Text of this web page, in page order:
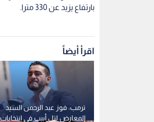
بارتفاع يزيد عن 330 مترا.
اقرأ أيضاً
ترمب: فوز عبد الرحمن السيد
المعارض لتل أبيب في انتخابات